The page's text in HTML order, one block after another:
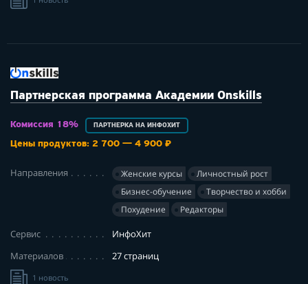
Партнерская программа Академии Onskills
Комиссия 18% ПАРТНЕРКА НА ИНФОХИТ
Цены продуктов: 2 700 — 4 900 ₽
Направления Женские курсы
Личностный рост
Бизнес-обучение
Творчество и хобби
Похудение
Редакторы
Сервис
ИнфоХит
Материалов
27 страниц
1 новость